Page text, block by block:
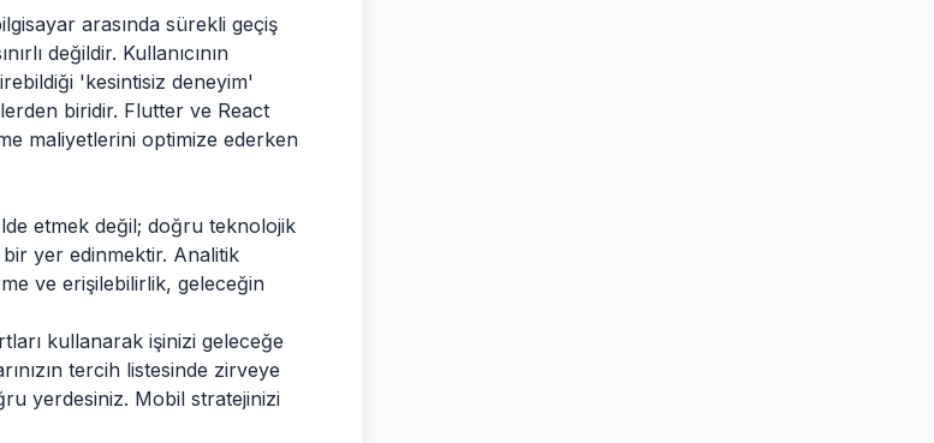
arasında sürekli geçiş
değildir. Kullanıcının
'kesintisiz deneyim'
biridir. Flutter ve React
maliyetlerini optimize ederken
etmek değil; doğru teknolojik
bir yer edinmektir. Analitik
ve erişilebilirlik, geleceğin
kullanarak işinizi geleceğe
tercih listesinde zirveye
yerdesiniz. Mobil stratejinizi